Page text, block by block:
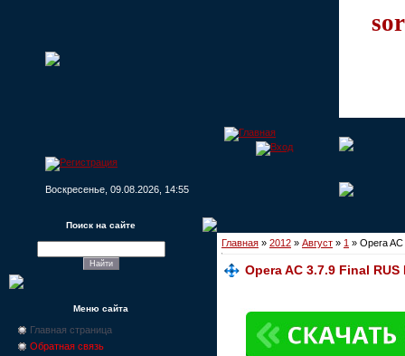
Воскресенье, 09.08.2026, 14:55
Поиск на сайте
Меню сайта
Главная страница
Обратная связь
Главная » 2012 » Август » 1 » Opera
Opera AC 3.7.9 Final RUS